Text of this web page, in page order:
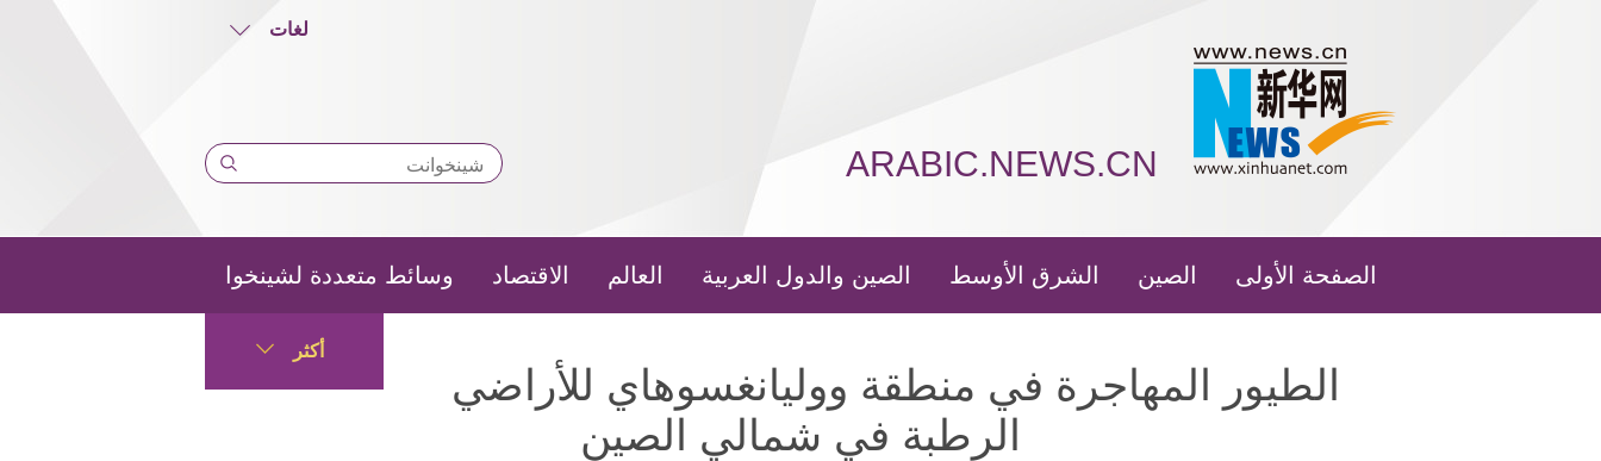
لغات
ARABIC.NEWS.CN
الصفحة الأولى الصين الشرق الأوسط الصين والدول العربية العالم الاقتصاد وسائط متعددة لشينخوا
أكثر
الطيور المهاجرة في منطقة ووليانغسوهاي للأراضي
الرطبة في شمالي الصين